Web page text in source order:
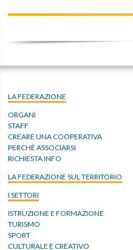
LA FEDERAZIONE
ORGANI
STAFF
CREARE UNA COOPERATIVA
PERCHÈ ASSOCIARSI
RICHIESTA INFO
LA FEDERAZIONE SUL TERRITORIO
I SETTORI
ISTRUZIONE E FORMAZIONE
TURISMO
SPORT
CULTURALE E CREATIVO